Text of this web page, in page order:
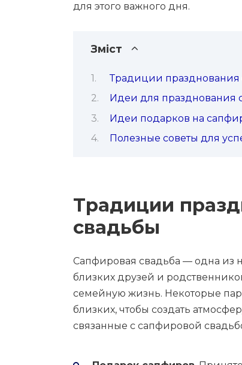
для этого важного дня.
Зміст
Традиции
Идеи для празднования
Идеи подарков на
Полезные советы для
Традиции
свадьбы
Сапфировая свадьба — одна из
близких друзей и
семейную жизнь. Некоторые
близких, чтобы создать
связанные с сапфировой